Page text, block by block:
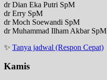
dr Dian Eka Putri SpM
dr Erry SpM
dr Moch Soewandi SpM
dr Muhammad Ilham Akbar SpM
✨ Tanya jadwal (Respon Cepat)
Kamis